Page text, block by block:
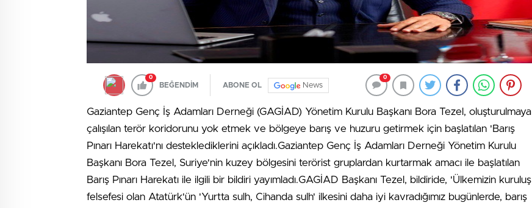
0
BEĞENDİM ABONE OL News
0
Gaziantep Genç İş Adamları Derneği (GAGİAD) Yönetim Kurulu Başkanı Bora Tezel, oluşturulmaya
çalışılan terör koridorunu yok etmek ve bölgeye barış ve huzuru getirmek için başlatılan 'Barış
Pınarı Harekatı'nı desteklediklerini açıkladı.Gaziantep Genç İş Adamları Derneği Yönetim Kurulu
Başkanı Bora Tezel, Suriye'nin kuzey bölgesini terörist gruplardan kurtarmak amacı ile başlatılan
Barış Pınarı Harekatı ile ilgili bir bildiri yayımladı.GAGİAD Başkanı Tezel, bildiride, 'Ülkemizin kuruluş
felsefesi olan Atatürk'ün 'Yurtta sulh, Cihanda sulh' ilkesini daha iyi kavradığımız bugünlerde, barış